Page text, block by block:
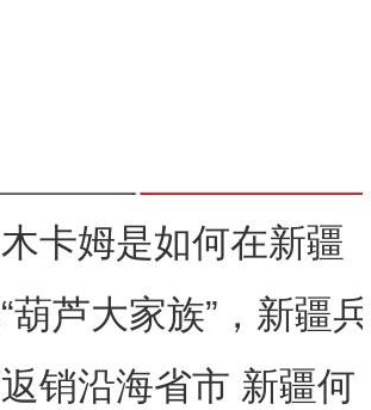
卡姆是如何在新疆
县有序传承的？
葫芦大家族”，新疆兵
老人为何痴迷烙
销沿海省市 新疆何